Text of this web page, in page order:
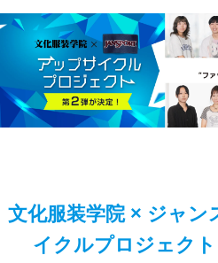
文化服装学院 × ジャン
イクルプロジェクト